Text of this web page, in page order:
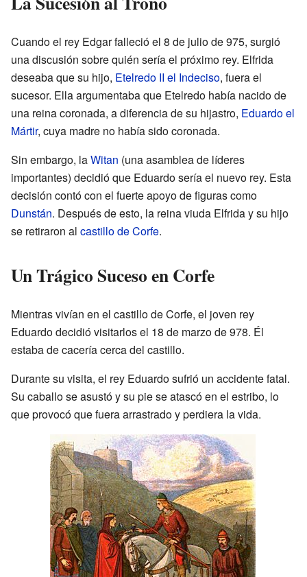
Cuando el rey Edgar falleció el 8 de julio de 975, surgió
una discusión sobre quién sería el próximo rey. Elfrida
deseaba que su hijo, Etelredo II el Indeciso, fuera el
sucesor. Ella argumentaba que Etelredo había nacido de
una reina coronada, a diferencia de su hijastro, Eduardo el
Mártir, cuya madre no había sido coronada.
Sin embargo, laWitan (una asamblea de líderes
importantes) decidió que Eduardo sería el nuevo rey. Esta
decisión contó con el fuerte apoyo de figuras como
Dunstán. Después de esto, la reina viuda Elfrida y su hijo
se retiraron al castillo de Corfe.
Un Trágico Suceso en Corfe
Mientras vivían en el castillo de Corfe, el joven rey
Eduardo decidió visitarlos el 18 de marzo de 978. Él
estaba de cacería cerca del castillo.
Durante su visita, el rey Eduardo sufrió un accidente fatal.
Su caballo se asustó y su pie se atascó en el estribo, lo
que provocó que fuera arrastrado y perdiera la vida.